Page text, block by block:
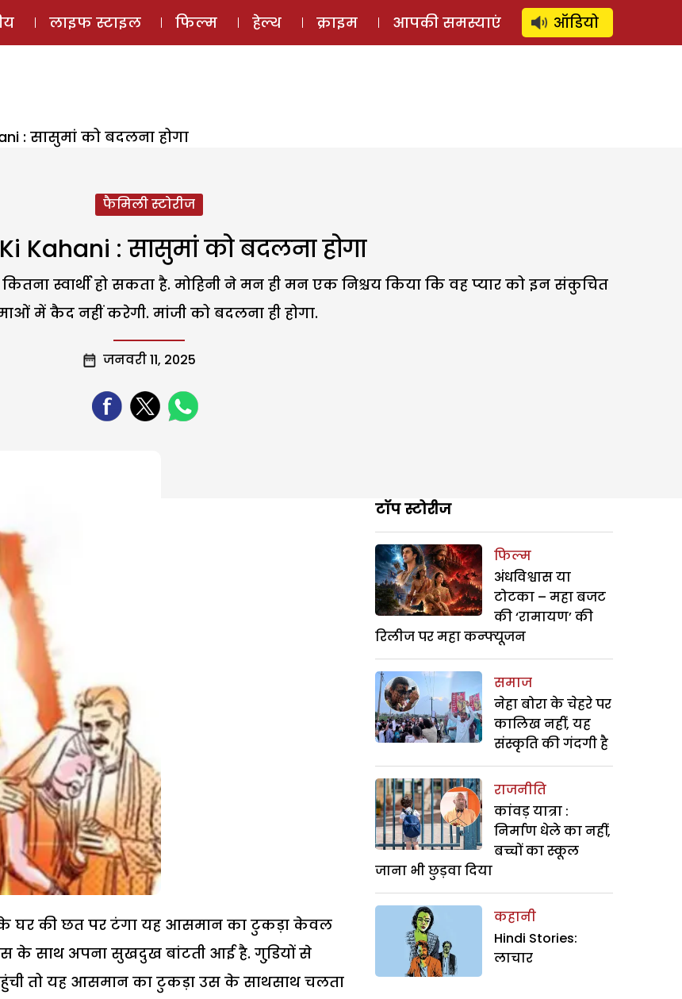
ई-मैगज़ीन ऑडियो स्टोरी लॉग इन ⚲ SUBSCRIBE
लाइफ स्टाइल फिल्म हेल्थ क्राइम आपकी समस्याएं ऑडियो
: सासुमां को बदलना होगा
फैमिली स्टोरीज
Kahani : सासुमां को बदलना होगा
स्वार्थी हो सकता है. मोहिनी ने मन ही मन एक निश्चय किया कि वह प्यार को इन संकुचित
में कैद नहीं करेगी. मांजी को बदलना ही होगा.
जनवरी 11, 2025
के घर की छत पर टंगा यह आसमान का टुकड़ा केवल
के साथ अपना सुखदुख बांटती आई है. गुडि़यों से
तो यह आसमान का टुकड़ा उस के साथसाथ चलता
टॉप स्टोरीज
फिल्म
अंधविश्वास या
टोटका – महा बजट
की ‘रामायण’ की
रिलीज पर महा कन्फ्यूजन
समाज
नेहा बोरा के चेहरे पर
कालिख नहीं, यह
संस्कृति की गंदगी है
राजनीति
कांवड़ यात्रा :
निर्माण धेले का नहीं,
बच्चों का स्कूल
जाना भी छुड़वा दिया
कहानी
Hindi Stories:
लाचार